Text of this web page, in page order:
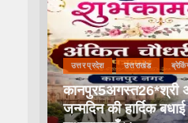
उत्तर प्रदेश उत्तराखंड
कानपुर5अगस्त26*श्री
जन्मदिन की हार्दिक